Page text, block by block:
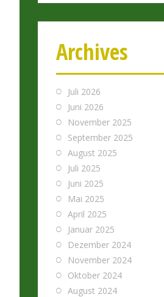
Archives
Juli 2026
Juni 2026
November 2025
September 2025
August 2025
Juli 2025
Juni 2025
Mai 2025
April 2025
Januar 2025
Dezember 2024
November 2024
Oktober 2024
August 2024